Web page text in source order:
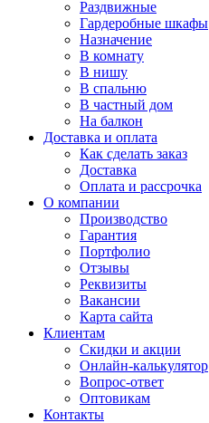
Раздвижные
Гардеробные шкафы
Назначение
В комнату
В нишу
В спальню
В частный дом
На балкон
Доставка и оплата
Как сделать заказ
Доставка
Оплата и рассрочка
О компании
Производство
Гарантия
Портфолио
Отзывы
Реквизиты
Вакансии
Карта сайта
Клиентам
Скидки и акции
Онлайн-калькулятор
Вопрос-ответ
Оптовикам
Контакты